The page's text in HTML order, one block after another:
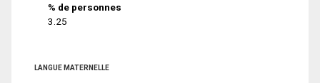
% de personnes
3.25
LANGUE MATERNELLE